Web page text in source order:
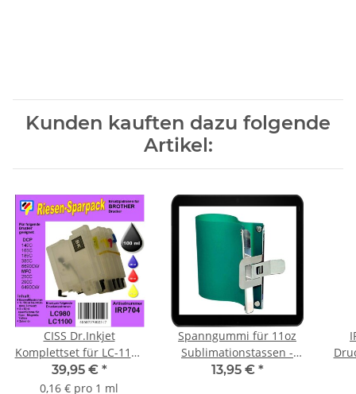
Kunden kauften dazu folgende
Artikel:
CISS Dr.Inkjet
Komplettset für LC-1100
/ LC-980 - ALLES DRIN -
39,95 € *
0,16 € pro 1 ml
Spanngummi für 11oz
Sublimationstassen -
Von Henkel zu Henkel!
13,95 € *